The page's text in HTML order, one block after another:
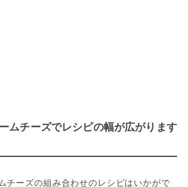
ムチーズでレシピの幅が広がります
チーズの組み合わせのレシピはいかがで